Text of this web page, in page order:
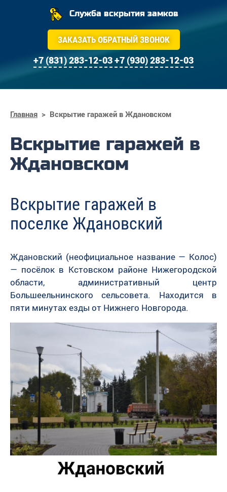
Главная > Вскрытие гаражей в Ждановском
Вскрытие гаражей в
Ждановском
Вскрытие гаражей в
поселке Ждановский
Ждановский (неофициальное название — Колос)
— посёлок в Кстовском районе Нижегородской
области, административный центр
Большеельнинского сельсовета. Находится в
пяти минутах езды от Нижнего Новгорода.
Служба вскрытия замков
ЗАКАЗАТЬ ОБРАТНЫЙ ЗВОНОК
+7 (831) 283-12-03+7 (930) 283-12-03